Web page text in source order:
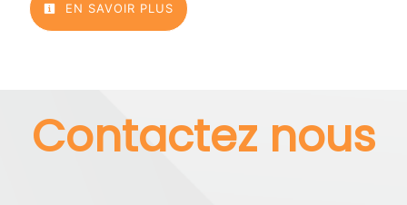
EN SAVOIR PLUS
Contactez nous